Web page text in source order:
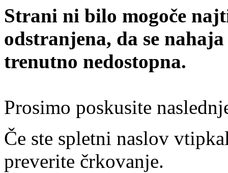
Strani ni bilo mogoče
odstranjena, da se
trenutno nedostopna.
Prosimo poskusite
Če ste spletni naslov
preverite črkovanje.